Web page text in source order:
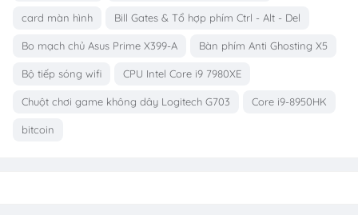
card màn hình Bill Gates & Tổ hợp phím Ctrl - Alt - Del
Bo mạch chủ Asus Prime X399-A Bàn phím Anti Ghosting X5
Bộ tiếp sóng wifi CPU Intel Core i9 7980XE
Chuột chơi game không dây Logitech G703 Core i9-8950HK
bitcoin